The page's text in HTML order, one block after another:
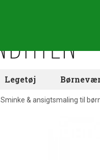
Legetøj
Sminke & ansigtsmaling til